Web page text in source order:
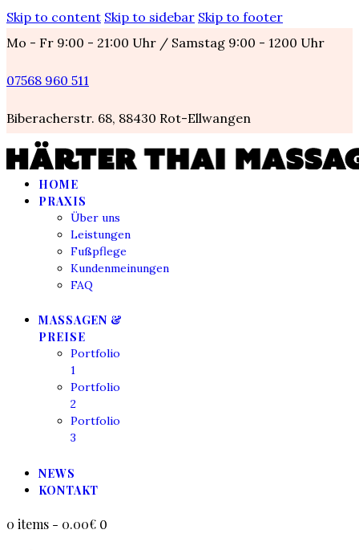
Skip to content Skip to sidebar Skip to footer
Mo - Fr 9:00 - 21:00 Uhr / Samstag 9:00 - 1200 Uhr
07568 960 511
Biberacherstr. 68, 88430 Rot-Ellwangen
HOME
PRAXIS
Über uns
Leistungen
Fußpflege
Kundenmeinungen
FAQ
MASSAGEN &
PREISE
Portfolio
1
Portfolio
2
Portfolio
3
NEWS
KONTAKT
0 items - 0.00€ 0